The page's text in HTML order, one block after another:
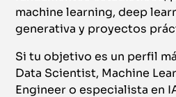
machine learning, deep
generativa y proyectos
Si tu objetivo es un perfil
Data Scientist, Machine
Engineer o especialista en